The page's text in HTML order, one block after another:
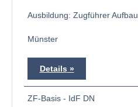
Ausbildung: Zugführer Aufbau
Münster
Details
ZF-Basis - IdF DN